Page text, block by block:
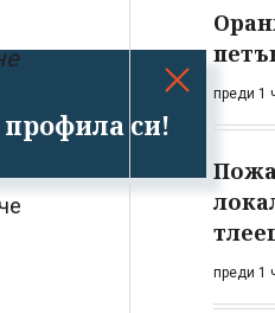
си!
преди 1
преди 1